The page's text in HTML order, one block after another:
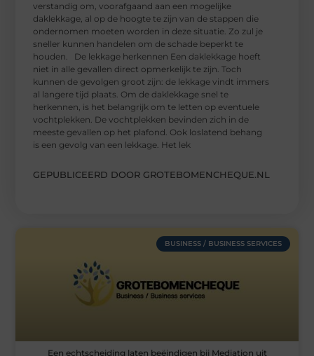
verstandig om, voorafgaand aan een mogelijke
daklekkage, al op de hoogte te zijn van de stappen die
ondernomen moeten worden in deze situatie. Zo zul je
sneller kunnen handelen om de schade beperkt te
houden. De lekkage herkennen Een daklekkage hoeft
niet in alle gevallen direct opmerkelijk te zijn. Toch
kunnen de gevolgen groot zijn: de lekkage vindt immers
al langere tijd plaats. Om de daklekkage snel te
herkennen, is het belangrijk om te letten op eventuele
vochtplekken. De vochtplekken bevinden zich in de
meeste gevallen op het plafond. Ook loslatend behang
is een gevolg van een lekkage. Het lek
GEPUBLICEERD DOOR GROTEBOMENCHEQUE.NL
BUSINESS / BUSINESS SERVICES
Een echtscheiding laten beëindigen bij Mediation uit